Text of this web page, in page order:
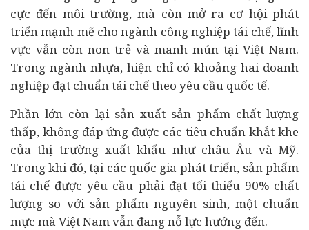
cực đến môi trường, mà còn mở ra cơ hội phát
triển mạnh mẽ cho ngành công nghiệp tái chế, lĩnh
vực vẫn còn non trẻ và manh mún tại Việt Nam.
Trong ngành nhựa, hiện chỉ có khoảng hai doanh
nghiệp đạt chuẩn tái chế theo yêu cầu quốc tế.
Phần lớn còn lại sản xuất sản phẩm chất lượng
thấp, không đáp ứng được các tiêu chuẩn khắt khe
của thị trường xuất khẩu như châu Âu và Mỹ.
Trong khi đó, tại các quốc gia phát triển, sản phẩm
tái chế được yêu cầu phải đạt tối thiểu 90% chất
lượng so với sản phẩm nguyên sinh, một chuẩn
mực mà Việt Nam vẫn đang nỗ lực hướng đến.